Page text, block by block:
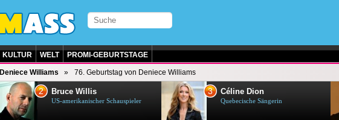
KULTUR WELT PROMI-GEBURTSTAGE
Deniece Williams 76. Geburtstag von Deniece Williams
2 Bruce Willis
US-amerikanischer Schauspieler
3 Céline Dion
Quebecische Sängerin